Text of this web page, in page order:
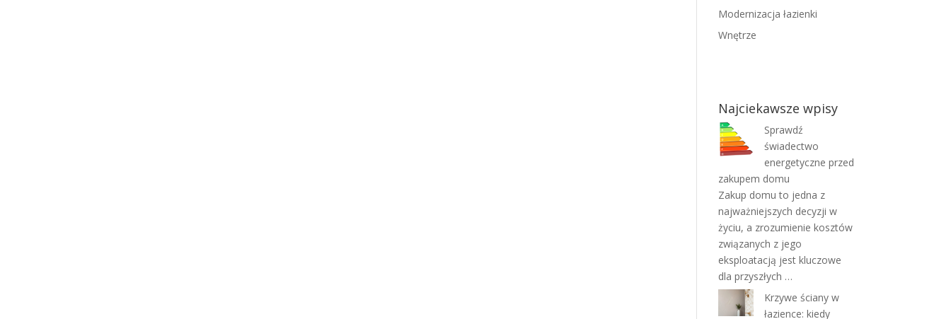
Modernizacja łazienki
Wnętrze
Najciekawsze wpisy
Sprawdź
świadectwo
energetyczne przed
zakupem domu
Zakup domu to jedna z
najważniejszych decyzji w
życiu, a zrozumienie kosztów
związanych z jego
eksploatacją jest kluczowe
dla przyszłych …
Krzywe ściany w
łazience: kiedy